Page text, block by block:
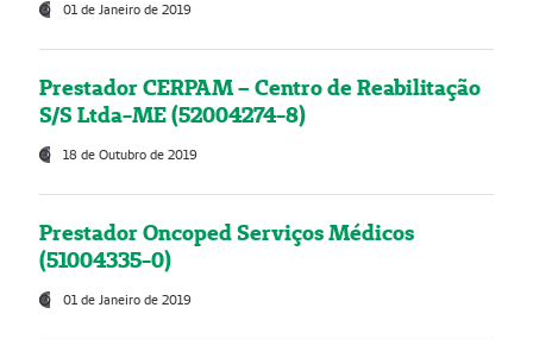
01 de Janeiro de 2019
Prestador CERPAM – Centro de Reabilitação
S/S Ltda-ME (52004274-8)
18 de Outubro de 2019
Prestador Oncoped Serviços Médicos
(51004335-0)
01 de Janeiro de 2019